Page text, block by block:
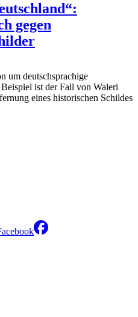
gegen
um deutschsprachige
ist der Fall von Waleri
eines historischen Schildes